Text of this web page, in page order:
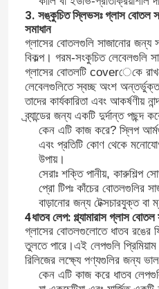
3. সঙ্কুচিত স্লিভসঃ গ্লাস বোতল
সমাধান
গ্লাসের বোতলগুলি সাজানোর জন্য
বিকল্প। গরম-সংকুচিত লেবেলগুলি
গ্লাসের বোতলটি coverেকে
লেবেলগুলিতে স্বচ্ছ অংশ অন্তর্ভুক্ত
তাদের কার্যকারিতা এবং আকর্ষণীয়
ব্র্যান্ডের জন্য একটি দুর্দান্ত পছন্দ
কেন এটি কাজ করে? স্লিপ
এবং প্রতিটি কোণ থেকে
উপায়।
সেরাঃ শক্তি পানীয়, কারুশিল্প
প্রো টিপঃ কাঁচের বোতলগুলির
বাড়ানোর জন্য টেক্সচারযুক্ত বা
4ধাতব লেপ: গ্ল্যামারাস গ্লাস বোতল
গ্লাসের বোতলগুলোতে ধাতব রঙের
তুলতে পারে।এই লেপগুলি
রিলিজের লক্ষ্যে পণ্যগুলির জন্য
কেন এটি কাজ করে ধাতব